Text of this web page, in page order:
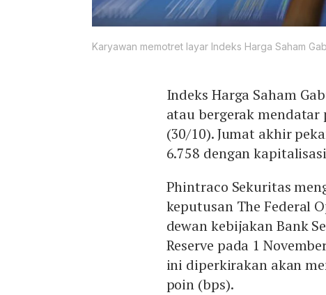
Karyawan memotret layar Indeks Harga Saham
Indeks Harga Saham
atau bergerak mendatar
(30/10). Jumat akhir
6.758 dengan
Phintraco Sekuritas
keputusan The Federal
dewan kebijakan Bank
Reserve pada 1
ini diperkirakan akan
poin (bps).